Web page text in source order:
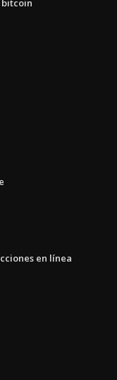
en línea